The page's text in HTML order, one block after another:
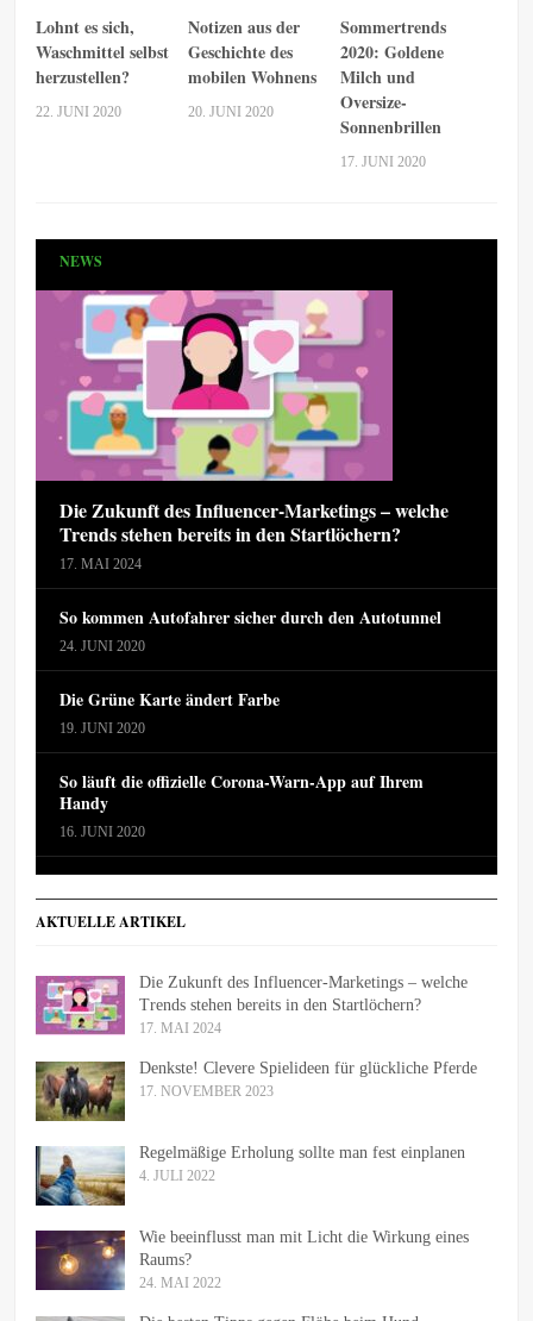
Lohnt es sich,
Waschmittel selbst
herzustellen?
22. JUNI 2020
Notizen aus der
Geschichte des
mobilen Wohnens
20. JUNI 2020
Sommertrends
2020: Goldene
Milch und
Oversize-
Sonnenbrillen
17. JUNI 2020
NEWS
Die Zukunft des Influencer-Marketings – welche
Trends stehen bereits in den Startlöchern?
17. MAI 2024
So kommen Autofahrer sicher durch den Autotunnel
24. JUNI 2020
Die Grüne Karte ändert Farbe
19. JUNI 2020
So läuft die offizielle Corona-Warn-App auf Ihrem
Handy
16. JUNI 2020
AKTUELLE ARTIKEL
Die Zukunft des Influencer-Marketings – welche
Trends stehen bereits in den Startlöchern?
17. MAI 2024
Denkste! Clevere Spielideen für glückliche Pferde
17. NOVEMBER 2023
Regelmäßige Erholung sollte man fest einplanen
4. JULI 2022
Wie beeinflusst man mit Licht die Wirkung eines
Raums?
24. MAI 2022